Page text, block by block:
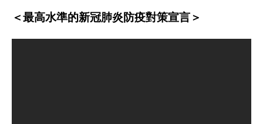
＜最高水準的新冠肺炎防疫對策宣言＞